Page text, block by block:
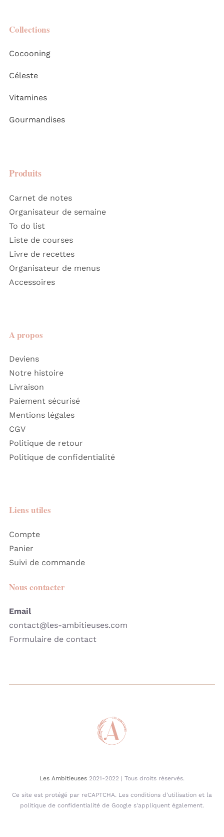
Collections
Cocooning
Céleste
Vitamines
Gourmandises
Produits
Carnet de notes
Organisateur de semaine
To do list
Liste de courses
Livre de recettes
Organisateur de menus
Accessoires
A propos
Deviens
Notre histoire
Livraison
Paiement sécurisé
Mentions légales
CGV
Politique de retour
Politique de confidentialité
Liens utiles
Compte
Panier
Suivi de commande
Nous contacter
Email
contact@les-ambitieuses.com
Formulaire de contact
Les Ambitieuses 2021-2022 | Tous droits réservés.
Ce site est protégé par reCAPTCHA. Les conditions d'utilisation et la
politique de confidentialité de Google s'appliquent également.